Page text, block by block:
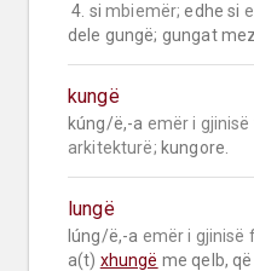
4. si mbiemër; edhe si
dele gungë; gungat
kungë
kúng/ë,-a emër i
arkitekturë; kungore.
lungë
lúng/ë,-a emër i gjinisë
a(t) xhungë